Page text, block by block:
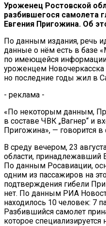
Уроженец Ростовской
разбившегося самолета
Евгения Пригожина. Об
По данным издания, речь
данные о нём есть в базе
по имеющейся
уроженцем Новочеркасска
но последние годы жил в
- реклама -
«По некоторым данным,
в составе ЧВК „Вагнер“ и
Пригожина», — говорится в
В среду вечером, 23
области, принадлежавший
По данным Росавиации,
одним из пассажиров на
подтверждения гибели
нет. По данным РИА
находилось 10 человек: 7
Разбившийся самолет
которое специализируется